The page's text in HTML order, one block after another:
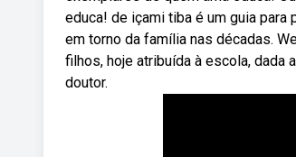
educa! de içami tiba é um guia
em torno da família nas décadas.
filhos, hoje atribuída à escola, dada
doutor.